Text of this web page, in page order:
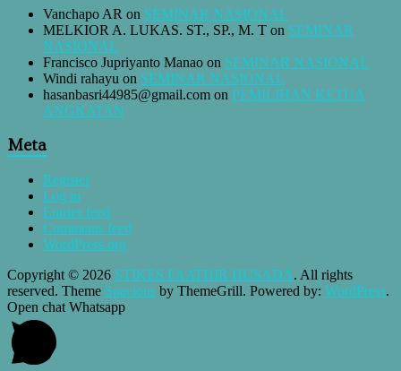
Vanchapo AR on SEMINAR NASIONAL
MELKIOR A. LUKAS. ST., SP., M. T on SEMINAR
NASIONAL
Francisco Jupriyanto Manao on SEMINAR NASIONAL
Windi rahayu on SEMINAR NASIONAL
hasanbasri44985@gmail.com on PEMILIHAN KETUA
ANGKATAN
Meta
Register
Log in
Entries feed
Comments feed
WordPress.org
Copyright © 2026 STIKES FAATHIR HUSADA. All rights
reserved. Theme Spacious by ThemeGrill. Powered by: WordPress.
Open chat Whatsapp